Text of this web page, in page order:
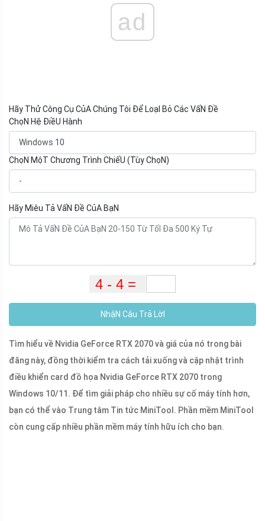
ad
Hãy Thử Công Cụ CủA Chúng Tôi Để LoạI Bỏ Các VấN Đề
ChọN Hệ ĐiềU Hành
ChọN MộT Chương Trình ChiếU (Tùy ChọN)
Hãy Miêu Tả VấN Đề CủA BạN
NhậN Câu Trả LờI
Tìm hiểu về Nvidia GeForce RTX 2070 và giá của nó trong bài
đăng này, đồng thời kiểm tra cách tải xuống và cập nhật trình
điều khiển card đồ họa Nvidia GeForce RTX 2070 trong
Windows 10/11. Để tìm giải pháp cho nhiều sự cố máy tính hơn,
bạn có thể vào Trung tâm Tin tức MiniTool. Phần mềm MiniTool
còn cung cấp nhiều phần mềm máy tính hữu ích cho bạn.